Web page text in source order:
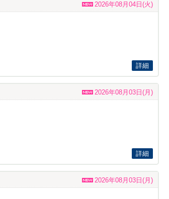
2026年08月04日(火)
詳細
2026年08月03日(月)
詳細
2026年08月03日(月)